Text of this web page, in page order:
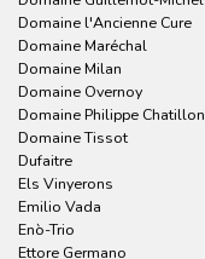
Domaine l'Ancienne Cure
Domaine Maréchal
Domaine Milan
Domaine Overnoy
Domaine Philippe Chatillon
Domaine Tissot
Dufaitre
Els Vinyerons
Emilio Vada
Enò-Trio
Ettore Germano